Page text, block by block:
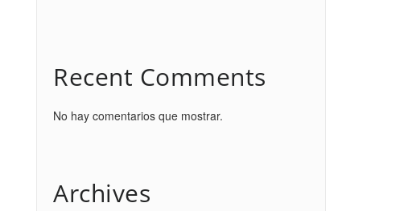
Recent Comments
No hay comentarios que mostrar.
Archives